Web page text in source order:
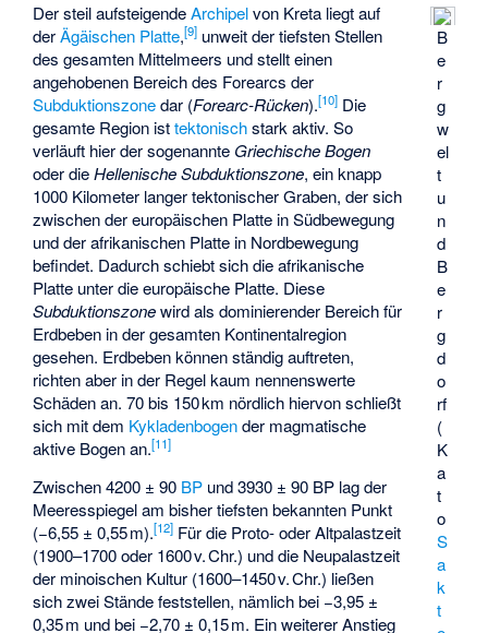
B
e
r
g
w
el
t
u
n
d
B
e
r
g
d
o
rf
(
K
a
t
o
S
a
k
t
Der steil aufsteigendeArchipelvon Kreta liegt auf
derÄgäischen Platte,[9] unweit der tiefsten Stellen
des gesamten Mittelmeers und stellt einen
angehobenen Bereich des Forearcs der
Subduktionszonedar (Forearc-Rücken).[10] Die
gesamte Region isttektonischstark aktiv. So
verläuft hier der sogenannte Griechische Bogen
oder dieHellenische Subduktionszone, ein knapp
1000 Kilometer langer tektonischer Graben, der sich
zwischen der europäischen Platte in Südbewegung
und der afrikanischen Platte in Nordbewegung
befindet. Dadurch schiebt sich die afrikanische
Platte unter die europäische Platte. Diese
Subduktionszonewird als dominierender Bereich für
Erdbeben in der gesamten Kontinentalregion
gesehen. Erdbeben können ständig auftreten,
richten aber in der Regel kaum nennenswerte
Schäden an. 70 bis 150 km nördlich hiervon schließt
sich mit dem Kykladenbogender magmatische
aktive Bogen an.[11]
Zwischen 4200 ± 90 BP und 3930 ± 90 BP lag der
Meeresspiegel am bisher tiefsten bekannten Punkt
(−6,55 ± 0,55 m).[12] Für die Proto- oder Altpalastzeit
(1900–1700 oder 1600 v. Chr.) und die Neupalastzeit
der minoischen Kultur (1600–1450 v. Chr.) ließen
sich zwei Stände feststellen, nämlich bei −3,95 ±
0,35 m und bei −2,70 ± 0,15 m. Ein weiterer Anstieg